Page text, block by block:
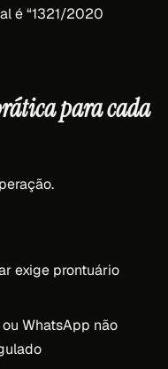
é “1321/2020
para cada
exige prontuário
WhatsApp não